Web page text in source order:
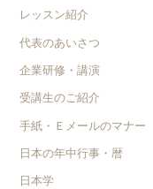
レッスン紹介
代表のあいさつ
企業研修・講演
受講生のご紹介
手紙・Ｅメールのマナー
日本の年中行事・暦
日本学